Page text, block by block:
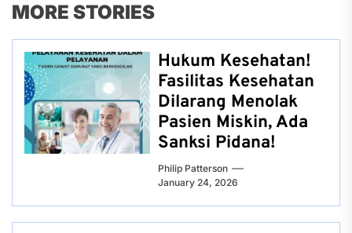
MORE STORIES
Hukum Kesehatan!
Fasilitas Kesehatan
Dilarang Menolak
Pasien Miskin, Ada
Sanksi Pidana!
Philip Patterson
January 24, 2026